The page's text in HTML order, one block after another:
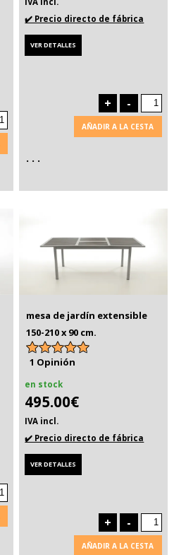
✔️ Precio directo de fábrica
VER DETALLES
+ -
AÑADIR A LA CESTA
. . .
mesa de jardín extensible
150-210 x 90 cm.
1 Opinión
en stock
495.00€
IVA incl.
✔️ Precio directo de fábrica
VER DETALLES
+ -
AÑADIR A LA CESTA